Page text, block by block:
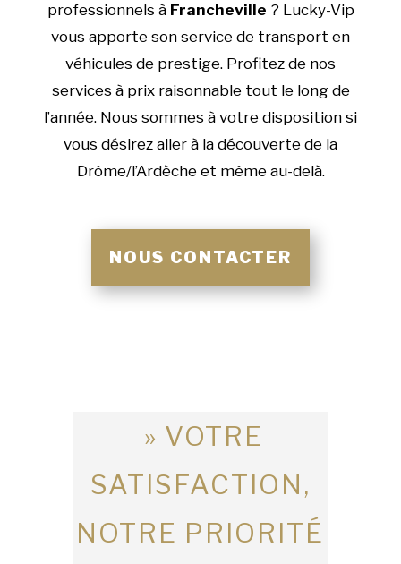
professionnels à Francheville ? Lucky-Vip
vous apporte son service de transport en
véhicules de prestige. Profitez de nos
services à prix raisonnable tout le long de
l’année. Nous sommes à votre disposition si
vous désirez aller à la découverte de la
Drôme/l’Ardèche et même au-delà.
NOUS CONTACTER
» VOTRE
SATISFACTION,
NOTRE PRIORITÉ